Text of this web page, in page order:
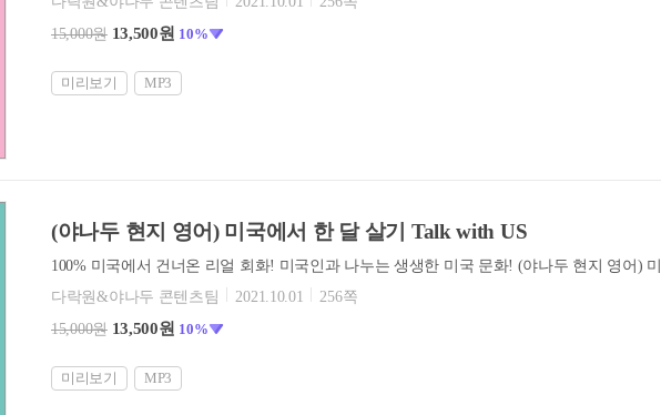
15,000원 13,500원 10%
미리보기 MP3
(야나두 현지 영어) 미국에서 한 달 살기 Talk with US
다락원&야나두 콘텐츠팀
2021.10.01
256쪽
15,000원 13,500원 10%
미리보기 MP3